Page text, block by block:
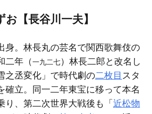
【長谷川一夫】
身。林長丸の芸名で関西歌舞伎の
二年（一九二七）林長二郎と改名し
之丞変化」で時代劇の二枚目 スタ
確立。同一二年東宝に移って本名
り、第二次世界大戦後も「 近松物